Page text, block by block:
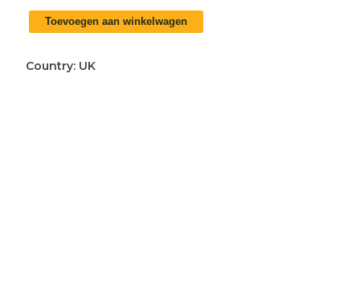
Engelse
WO2
aantal
Toevoegen aan winkelwagen
Country: UK